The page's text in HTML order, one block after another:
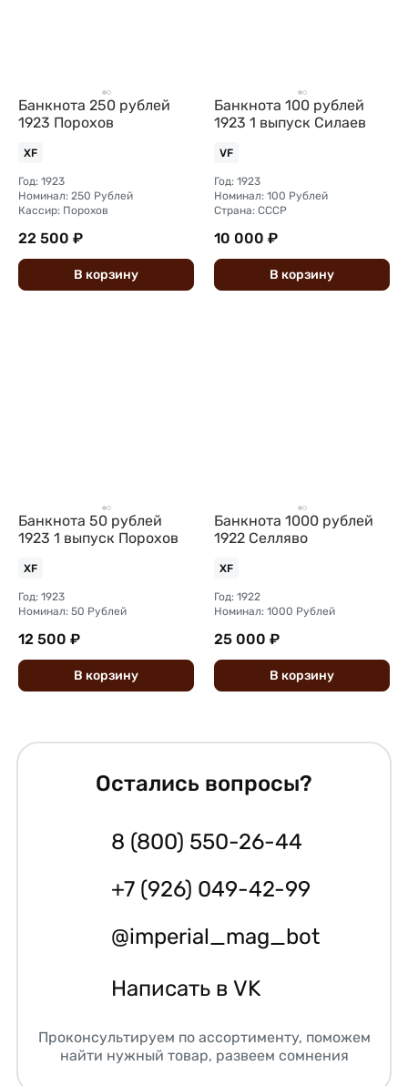
Банкнота 250 рублей
1923 Порохов
XF
Год: 1923
Номинал: 250 Рублей
Кассир: Порохов
22 500 ₽
В корзину
Банкнота 100 рублей
1923 1 выпуск Силаев
VF
Год: 1923
Номинал: 100 Рублей
Страна: СССР
10 000 ₽
В корзину
Банкнота 50 рублей
1923 1 выпуск Порохов
XF
Год: 1923
Номинал: 50 Рублей
12 500 ₽
В корзину
Банкнота 1000 рублей
1922 Селляво
XF
Год: 1922
Номинал: 1000 Рублей
25 000 ₽
В корзину
Остались вопросы?
8 (800) 550-26-44
+7 (926) 049-42-99
@imperial_mag_bot
Написать в VK
Проконсультируем по ассортименту, поможем
найти нужный товар, развеем сомнения